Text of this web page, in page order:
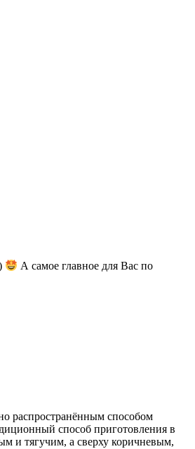
А самое главное для Вас по
распространённым способом
способ приготовления в
и тягучим, а сверху коричневым,